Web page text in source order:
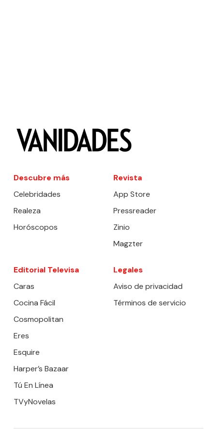
Descubre más
Celebridades
Realeza
Horóscopos
Revista
App Store
Pressreader
Zinio
Magzter
Editorial Televisa
Caras
Cocina Fácil
Cosmopolitan
Eres
Esquire
Harper’s Bazaar
Tú En Línea
TVyNovelas
Legales
Aviso de privacidad
Términos de servicio